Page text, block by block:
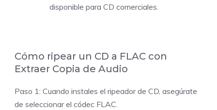
disponible para CD comerciales.
Cómo ripear un CD a FLAC con
Extraer Copia de Audio
Paso 1: Cuando instales el ripeador de CD, asegúrate
de seleccionar el códec FLAC.